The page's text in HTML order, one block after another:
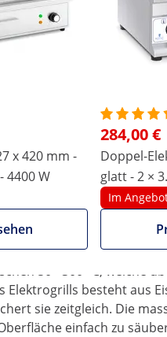
x 420 mm -
4400 W
284,00 €
Doppel-
glatt - 2 ×
Im
können Sie Ihre Gäste das
Steaks und Burger, Fisch,
gesetzt. Der Grill
Arbeitsweise.
und Imbissen
Der
gewährleistet,
das mit 4400 W
50 - 300 °C, welche
Elektrogrills besteht aus
sie zeitgleich. Die
einfach zu